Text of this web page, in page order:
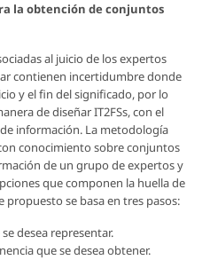
la obtención de conjuntos
al juicio de los expertos
contienen incertidumbre donde
y el fin del significado, por lo
de diseñar IT2FSs, con el
información. La metodología
conocimiento sobre conjuntos
de un grupo de expertos y
que componen la huella de
propuesto se basa en tres pasos:
desea representar.
que se desea obtener.